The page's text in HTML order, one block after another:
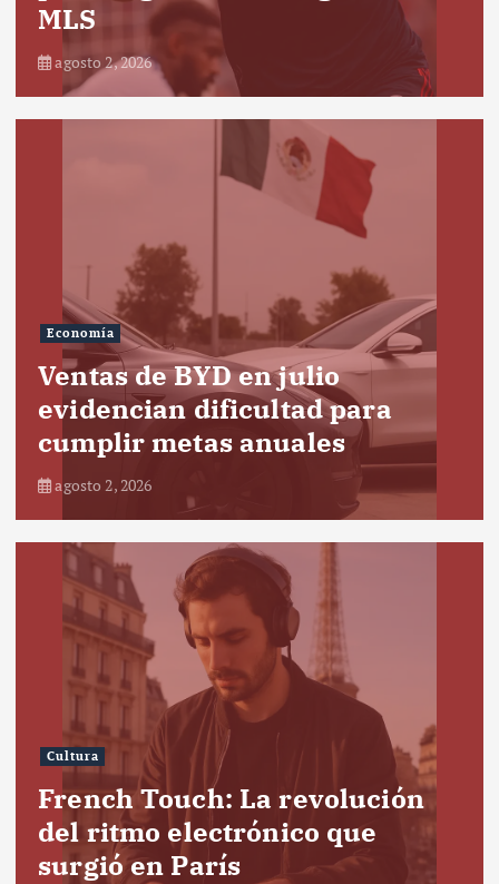
MLS
agosto 2, 2026
Economía
Ventas de BYD en julio
evidencian dificultad para
cumplir metas anuales
agosto 2, 2026
Cultura
French Touch: La revolución
del ritmo electrónico que
surgió en París